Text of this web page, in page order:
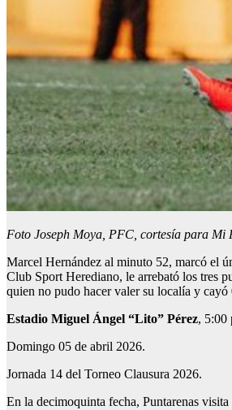
Foto Joseph Moya, PFC, cortesía para Mi
Marcel Hernández al minuto 52, marcó el
Club Sport Herediano, le arrebató los tres
quien no pudo hacer valer su localía y cayó
Estadio Miguel Ángel “Lito” Pérez, 5:00
Domingo 05 de abril 2026.
Jornada 14 del Torneo Clausura 2026.
En la decimoquinta fecha, Puntarenas visita